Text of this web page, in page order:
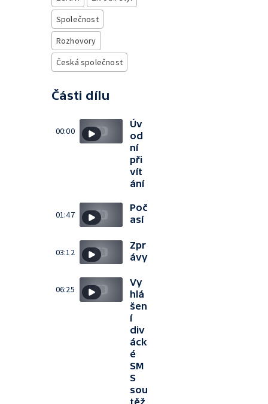
Společnost
Rozhovory
Česká společnost
Části dílu
00:00
Úv
od
ní
při
vít
ání
01:47
Poč
así
03:12
Zpr
ávy
06:25
Vy
hlá
šen
í
div
áck
é
SM
S
sou
těž